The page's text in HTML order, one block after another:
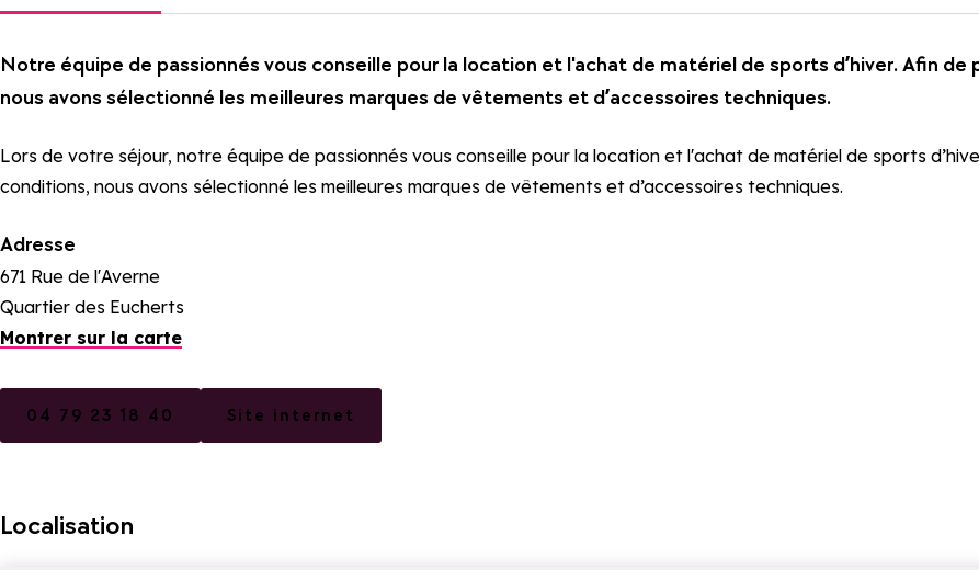
Notre équipe de passionnés vous conseille pour la location et l'achat de matériel de sports d’hiver. Afin
nous avons sélectionné les meilleures marques de vêtements et d’accessoires techniques.
Lors de votre séjour, notre équipe de passionnés vous conseille pour la location et l'achat de matériel de sports
conditions, nous avons sélectionné les meilleures marques de vêtements et d’accessoires techniques.
Adresse
671 Rue de l'Averne
Quartier des Eucherts
Montrer sur la carte
04 79 23 18 40 Site internet
Localisation